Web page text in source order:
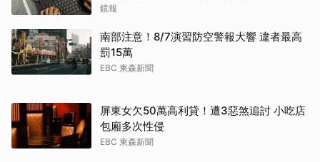
哭網
鏡報
南部注意！8/7演習防空警報大響 違者最高
罰15萬
EBC 東森新聞
屏東女欠50萬高利貸！遭3惡煞追討 小吃店
包廂多次性侵
EBC 東森新聞